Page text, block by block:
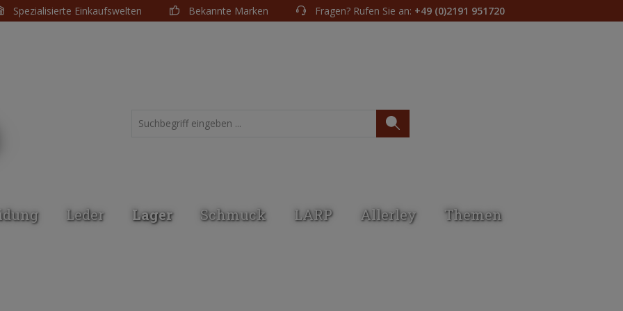
Spezialisierte Einkaufswelten Bekannte Marken Fragen? Rufen Sie an: +49 (0)2191 951720
Leder Lager Schmuck LARP Allerley Themen